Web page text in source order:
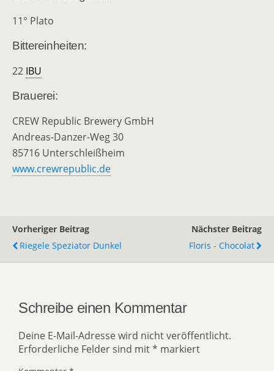
11° Plato
Bittereinheiten:
22 IBU
Brauerei:
CREW Republic Brewery GmbH
Andreas-Danzer-Weg 30
85716 Unterschleißheim
www.crewrepublic.de
Vorheriger Beitrag
Riegele Speziator Dunkel
Nächster Beitrag
Floris - Chocolat
Schreibe einen Kommentar
Deine E-Mail-Adresse wird nicht veröffentlicht.
Erforderliche Felder sind mit* markiert